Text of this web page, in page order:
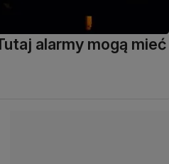
alarmy mogą mieć